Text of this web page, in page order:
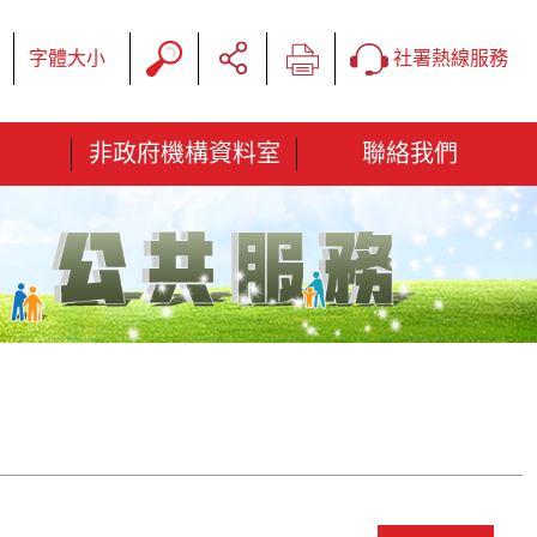
字體大小 社署熱線服務
非政府機構資料室 聯絡我們